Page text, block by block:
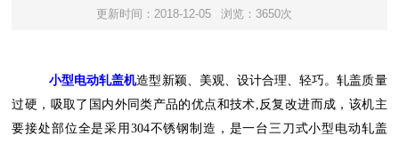
更新时间：2018-12-05 浏览：3650次
小型电动轧盖机造型新颖、美观、设计合理、轻巧。轧盖质量
过硬，吸取了国内外同类产品的优点和技术,反复改进而成，该机主
要接处部位全是采用304不锈钢制造，是一台三刀式小型电动轧盖